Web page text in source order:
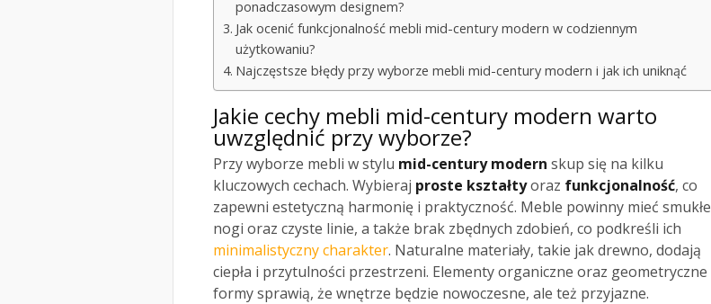
ponadczasowym designem?
Jak ocenić funkcjonalność mebli mid-century modern w codziennym
użytkowaniu?
Najczęstsze błędy przy wyborze mebli mid-century modern i jak ich uniknąć
Jakie cechy mebli mid-century modern warto
uwzględnić przy wyborze?
Przy wyborze mebli w stylu mid-century modern skup się na kilku
kluczowych cechach. Wybieraj proste kształtyoraz funkcjonalność, co
zapewni estetyczną harmonię i praktyczność. Meble powinny mieć smukłe
nogi oraz czyste linie, a także brak zbędnych zdobień, co podkreśli ich
minimalistyczny charakter. Naturalne materiały, takie jak drewno, dodają
ciepła i przytulności przestrzeni. Elementy organiczne oraz geometryczne
formy sprawią, że wnętrze będzie nowoczesne, ale też przyjazne.